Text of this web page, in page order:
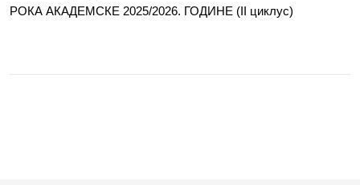
РОКА АКАДЕМСКЕ 2025/2026. ГОДИНЕ (II циклус)